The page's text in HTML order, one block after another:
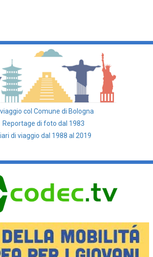
viaggio col Comune di Bologna
Reportage di foto dal 1983
di viaggio dal 1988 al 2019